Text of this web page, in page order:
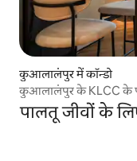
कुआलालंपुर में कॉन्डो
कुआलालंपुर के KLCC के
पालतू जीवों के